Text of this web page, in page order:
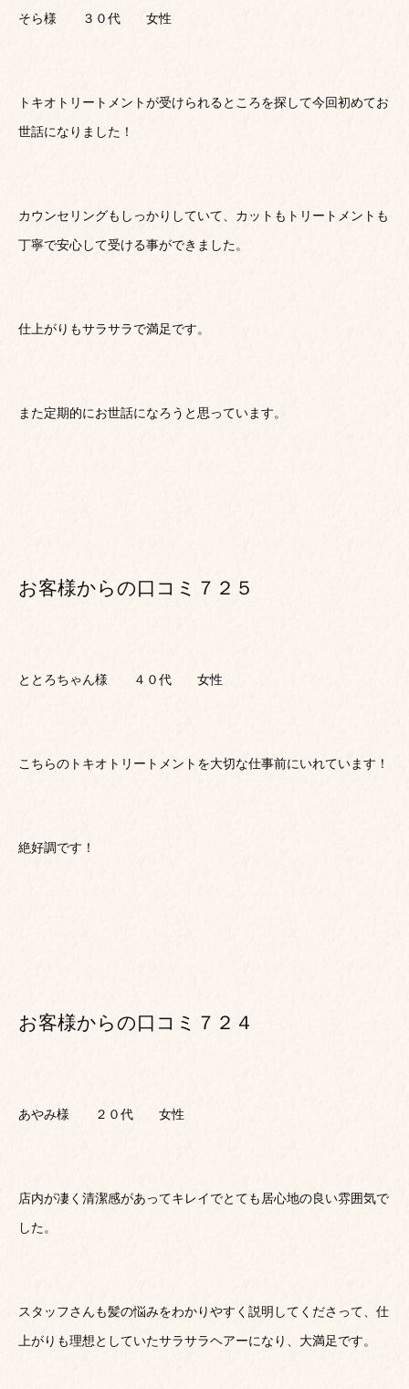
そら様 ３０代 女性
トキオトリートメントが受けられるところを探して今回初めてお
世話になりました！
カウンセリングもしっかりしていて、カットもトリートメントも
丁寧で安心して受ける事ができました。
仕上がりもサラサラで満足です。
また定期的にお世話になろうと思っています。
お客様からの口コミ７２５
ととろちゃん様 ４０代 女性
こちらのトキオトリートメントを大切な仕事前にいれています！
絶好調です！
お客様からの口コミ７２４
あやみ様 ２０代 女性
店内が凄く清潔感があってキレイでとても居心地の良い雰囲気で
した。
スタッフさんも髪の悩みをわかりやすく説明してくださって、仕
上がりも理想としていたサラサラヘアーになり、大満足です。